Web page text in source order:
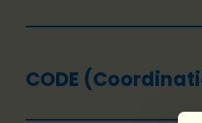
CODE